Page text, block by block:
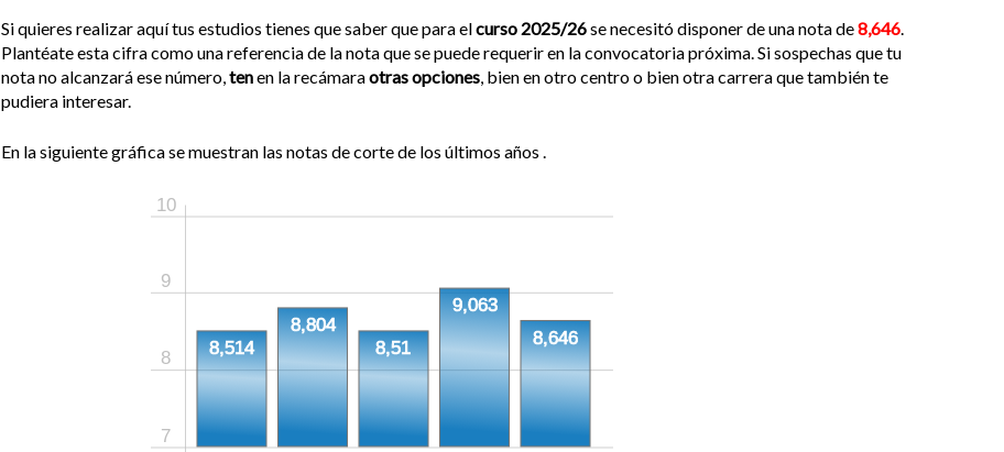
Si quieres realizar aquí tus estudios tienes que saber que para elcurso 2025/26se necesitó disponer de una nota de8,646
Plantéate esta cifra como una referencia de la nota que se puede requerir en la convocatoria próxima. Si sospechas que tu
nota no alcanzará ese número, tenen la recámaraotras opciones , bien en otro centro o bien otra carrera que también te
pudiera interesar.
En la siguiente gráfica se muestran las notas de corte de los últimos años .
10
7
8
9
8,514
8,804
8,51
9,063
8,646